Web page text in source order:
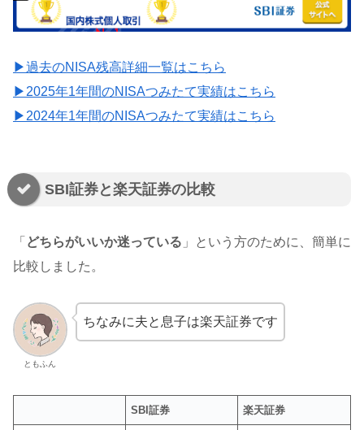
▶過去のNISA残高詳細一覧はこちら
▶2025年1年間のNISAつみたて実績はこちら
▶2024年1年間のNISAつみたて実績はこちら
SBI証券と楽天証券の比較
「 どちらがいいか迷っている 」という方のために、簡単に
比較しました。
ともふん
ちなみに夫と息子は楽天証券です
SBI証券 楽天証券